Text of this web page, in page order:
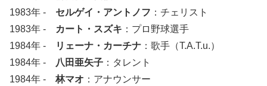
1983年 - セルゲイ・アントノフ ：チェリスト
1983年 - カート・スズキ ：プロ野球選手
1984年 -
リェーナ・カーチナ ：歌手（T.A.T.u.）
1984年 - 八田亜矢子 ：タレント
1984年 - 林マオ ：アナウンサー